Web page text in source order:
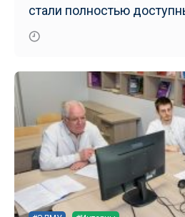
стали полностью
маломобильных групп